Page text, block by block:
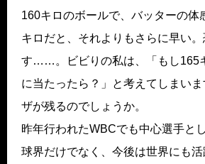
160キロのボールで、バッターの体
キロだと、それよりもさらに早い
す……。ビビりの私は、「もし165
に当たったら？」と考えてしまい
ザが残るのでしょうか。
昨年行われたWBCでも中心選手と
球界だけでなく、今後は世界にも